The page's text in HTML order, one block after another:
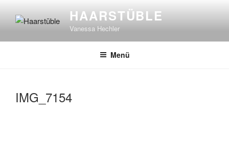
Inhalt
HAARSTÜBLE
Vanessa Hechler
Menü
IMG_7154